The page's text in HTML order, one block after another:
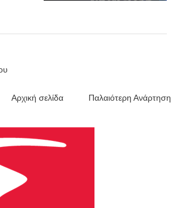
Παλαιότερη Ανάρτηση
Αρχική σελίδα